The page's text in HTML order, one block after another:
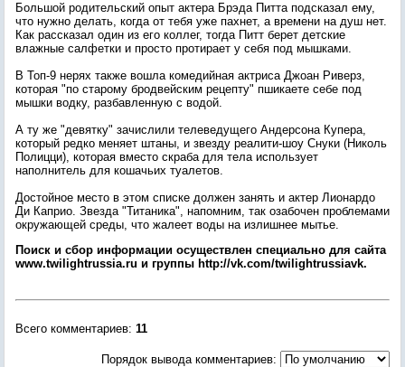
Большой родительский опыт актера Брэда Питта подсказал ему,
что нужно делать, когда от тебя уже пахнет, а времени на душ нет.
Как рассказал один из его коллег, тогда Питт берет детские
влажные салфетки и просто протирает у себя под мышками.
В Топ-9 нерях также вошла комедийная актриса Джоан Риверз,
которая "по старому бродвейским рецепту" пшикаете себе под
мышки водку, разбавленную с водой.
А ту же "девятку" зачислили телеведущего Андерсона Купера,
который редко меняет штаны, и звезду реалити-шоу Снуки (Николь
Полицци), которая вместо скраба для тела использует
наполнитель для кошачьих туалетов.
Достойное место в этом списке должен занять и актер Лионардо
Ди Каприо. Звезда "Титаника", напомним, так озабочен проблемами
окружающей среды, что жалеет воды на излишнее мытье.
Поиск и сбор информации осуществлен специально для сайта
www.twilightrussia.ru и группы http://vk.com/twilightrussiavk.
Всего комментариев: 11
Порядок вывода комментариев: